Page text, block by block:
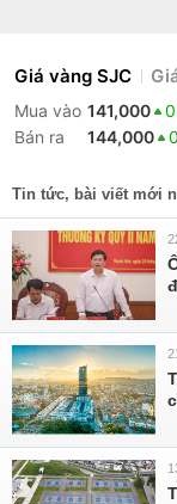
Giá vàng SJC
Mua vào 141,000
Bán ra
144,000
Tin tức, bài viết mới